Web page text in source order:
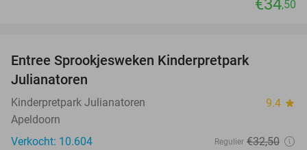
€34,50
Entree Sprookjesweken Kinderpretpark
Julianatoren
Kinderpretpark Julianatoren 9.4 star
Apeldoorn
Verkocht: 10.604
Regulier €32,50